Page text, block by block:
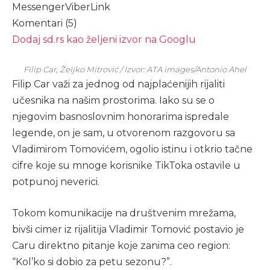
MessengerViberLink
Komentari (5)
Dodaj sd.rs kao željeni izvor na Googlu
Filip Car, Željko Mitrović / Izvor: ATA images/Antonio Ahel
Filip Car važi za jednog od najplaćenijih rijaliti
učesnika na našim prostorima. Iako su se o
njegovim basnoslovnim honorarima ispredale
legende, on je sam, u otvorenom razgovoru sa
Vladimirom Tomovićem, ogolio istinu i otkrio tačne
cifre koje su mnoge korisnike TikToka ostavile u
potpunoj neverici.
Tokom komunikacije na društvenim mrežama,
bivši cimer iz rijalitija Vladimir Tomović postavio je
Caru direktno pitanje koje zanima ceo region:
“Kol’ko si dobio za petu sezonu?”.